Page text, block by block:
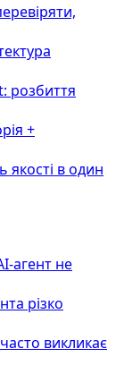
розбиття
+
в один
агент не
різко
викликає